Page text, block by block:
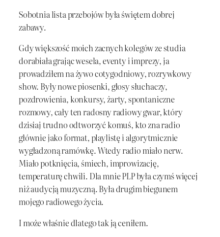
Sobotnia lista przebojów była świętem dobrej
zabawy.
Gdy większość moich zacnych kolegów ze studia
dorabiała grając wesela, eventy i imprezy, ja
prowadziłem na żywo cotygodniowy, rozrywkowy
show. Były nowe piosenki, głosy słuchaczy,
pozdrowienia, konkursy, żarty, spontaniczne
rozmowy, cały ten radosny radiowy gwar, który
dzisiaj trudno odtworzyć komuś, kto zna radio
głównie jako format, playlistę i algorytmicznie
wygładzoną ramówkę. Wtedy radio miało nerw.
Miało potknięcia, śmiech, improwizację,
temperaturę chwili. Dla mnie PLP była czymś więcej
niż audycją muzyczną. Była drugim biegunem
mojego radiowego życia.
I może właśnie dlatego tak ją ceniłem.